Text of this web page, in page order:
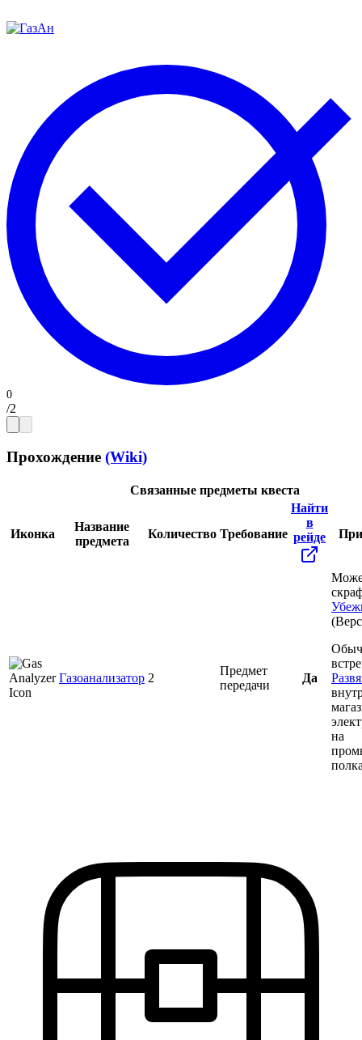
/2
Прохождение (Wiki)
Связанные предметы квеста
Иконка
Название
предмета
Количество Требование
Найти
в
рейде
Газоанализатор 2
Предмет
передачи
Да
на